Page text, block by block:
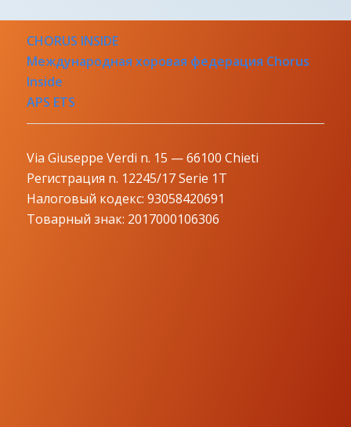
CHORUS INSIDE
Международная хоровая федерация Chorus
Inside
APS ETS
Via Giuseppe Verdi n. 15 — 66100 Chieti
Регистрация n. 12245/17 Serie 1T
Налоговый кодекс: 93058420691
Товарный знак: 2017000106306